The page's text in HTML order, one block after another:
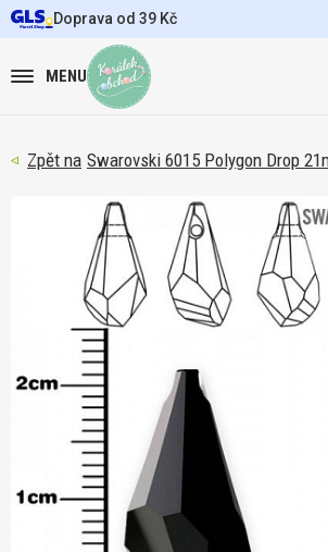
Doprava od 39 Kč
MENU
Swarovski 6015 Polygon Drop